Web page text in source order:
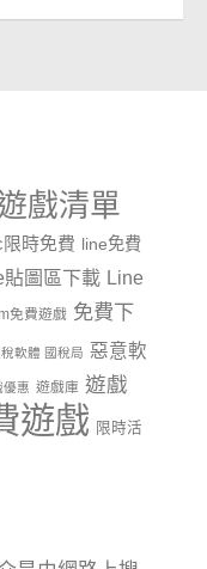
戲清單
限時免費 line免費
貼圖區下載 Line
免費遊戲 免費下
軟體 國稅局 惡意軟
優惠 遊戲庫 遊戲
遊戲 限時活